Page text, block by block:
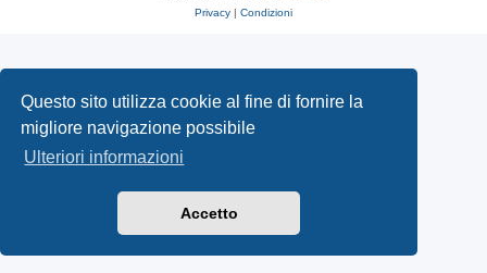
Questo sito utilizza cookie al fine di fornire la
migliore navigazione possibile
Ulteriori informazioni
Accetto
Privacy | Condizioni